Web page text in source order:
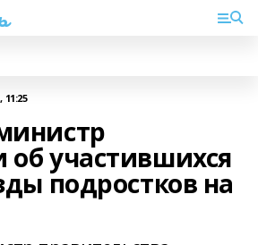
участившихся
подростков на